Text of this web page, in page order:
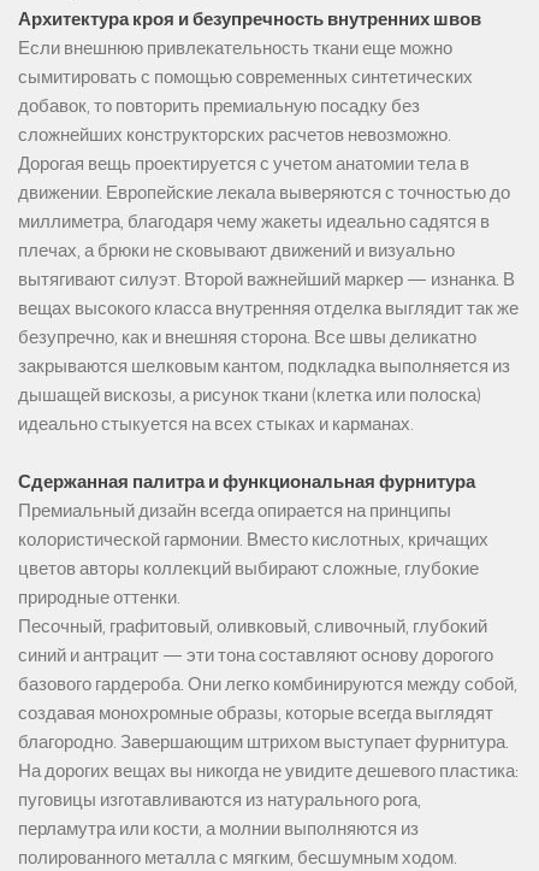
Архитектура кроя и безупречность внутренних швов
Если внешнюю привлекательность ткани еще можно
сымитировать с помощью современных синтетических
добавок, то повторить премиальную посадку без
сложнейших конструкторских расчетов невозможно.
Дорогая вещь проектируется с учетом анатомии тела в
движении. Европейские лекала выверяются с точностью до
миллиметра, благодаря чему жакеты идеально садятся в
плечах, а брюки не сковывают движений и визуально
вытягивают силуэт. Второй важнейший маркер — изнанка. В
вещах высокого класса внутренняя отделка выглядит так же
безупречно, как и внешняя сторона. Все швы деликатно
закрываются шелковым кантом, подкладка выполняется из
дышащей вискозы, а рисунок ткани (клетка или полоска)
идеально стыкуется на всех стыках и карманах.
Сдержанная палитра и функциональная фурнитура
Премиальный дизайн всегда опирается на принципы
колористической гармонии. Вместо кислотных, кричащих
цветов авторы коллекций выбирают сложные, глубокие
природные оттенки.
Песочный, графитовый, оливковый, сливочный, глубокий
синий и антрацит — эти тона составляют основу дорогого
базового гардероба. Они легко комбинируются между собой,
создавая монохромные образы, которые всегда выглядят
благородно. Завершающим штрихом выступает фурнитура.
На дорогих вещах вы никогда не увидите дешевого пластика:
пуговицы изготавливаются из натурального рога,
перламутра или кости, а молнии выполняются из
полированного металла с мягким, бесшумным ходом.